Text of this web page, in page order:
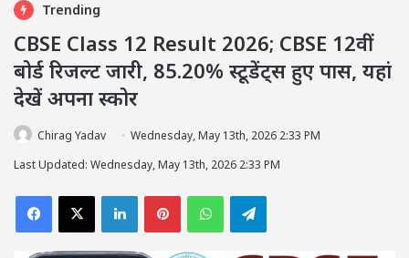
Trending
CBSE Class 12 Result 2026; CBSE 12वीं
बोर्ड रिजल्ट जारी, 85.20% स्टूडेंट्स हुए पास, यहां
देखें अपना स्कोर
Chirag Yadav
Wednesday, May 13th, 2026 2:33 PM
Last Updated: Wednesday, May 13th, 2026 2:33 PM
Facebook
X LinkedInPinterestWhatsAppTelegram